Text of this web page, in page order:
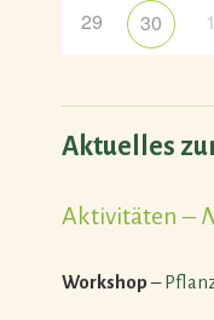
29 30 1
Aktuelles
Aktivitäten –
Workshop–